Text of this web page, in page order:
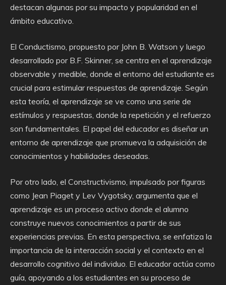
destacan algunas por su impacto y popularidad en el
ámbito educativo.
El Conductismo, propuesto por John B. Watson y luego
desarrollado por B.F. Skinner, se centra en el aprendizaje
observable y medible, donde el entorno del estudiante es
crucial para estimular respuestas de aprendizaje. Según
esta teoría, el aprendizaje se ve como una serie de
estímulos y respuestas, donde la repetición y el refuerzo
son fundamentales. El papel del educador es diseñar un
entorno de aprendizaje que promueva la adquisición de
conocimientos y habilidades deseadas.
Por otro lado, el Constructivismo, impulsado por figuras
como Jean Piaget y Lev Vygotsky, argumenta que el
aprendizaje es un proceso activo donde el alumno
construye nuevos conocimientos a partir de sus
experiencias previas. En esta perspectiva, se enfatiza la
importancia de la interacción social y el contexto en el
desarrollo cognitivo del individuo. El educador actúa como
guía, apoyando a los estudiantes en su proceso de